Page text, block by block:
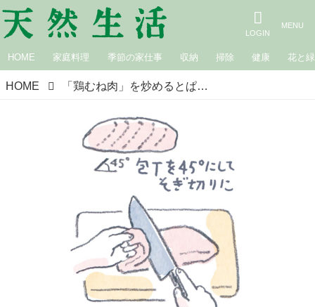
HOME 家庭料理 季節の家仕事 収納 掃除 健康 花と緑
HOME 「鶏むね肉」を炒めるとぱさぱさになってしまう。もう失敗しない！ 家庭料理のお悩みを解決／家庭料理家・本田明子さん